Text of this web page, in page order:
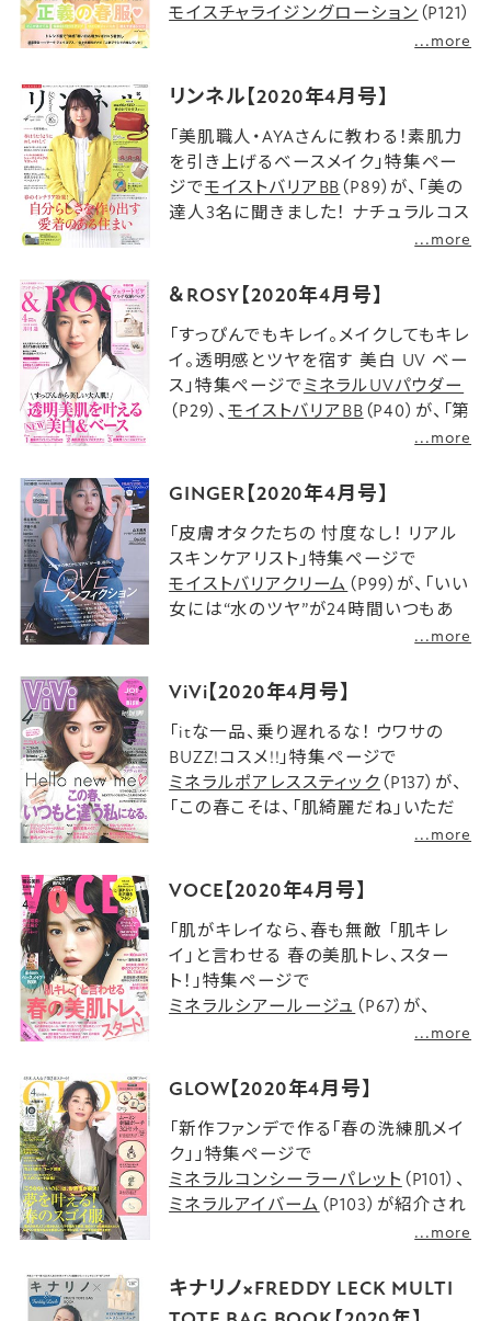
モイスチャライジングローション （P121）
...more
リンネル【2020年4月号】
「美肌職人・AYAさんに教わる！素肌力
を引き上げるベースメイク」特集ペー
ジでモイストバリアBB （P89）が、「美の
達人3名に聞きました！ ナチュラルコス
メのスキンケアで春肌トラブルをレス
モイストバリアクリーム（P104）が紹介
...more
＆ROSY【2020年4月号】
「すっぴんでもキレイ。メイクしてもキレ
イ。透明感とツヤを宿す 美白 UV ベー
ス」特集ページでミネラルUVパウダー
（P29）、モイストバリアBB （P40）が、「第
8回 &ROSY編集部員が選ぶベストコ
ナイトミネラルファンデーション
...more
GINGER【2020年4月号】
「皮膚オタクたちの 忖度なし！ リアル
スキンケアリスト」特集ページで
モイストバリアクリーム （P99）が、「いい
女には“水のツヤ”が24時間いつもあ
る!! 朝・昼・夜のアプローチ法でも
モイストバリアミストセラム
れました。
...more
ViVi【2020年4月号】
「itな一品、乗り遅れるな！ ウワサの
BUZZ!コスメ!!」特集ページで
ミネラルポアレススティック （P137）が、
「この春こそは、「肌綺麗だね」いただ
きます 美肌底上げベージュメイク。」
が紹介されました。
...more
VOCE【2020年4月号】
「肌がキレイなら、春も無敵 「肌キレ
イ」と言わせる 春の美肌トレ、スター
ト！」特集ページで
ミネラルシアールージュ （P67）が、
「2020今年の傾向と狙い目がわかる
ミネラルUVパウダー（P175）が、「長井
ジでミネラルマルチパウダー（P181）
が、「ビューティカレンダー」特集ペー
ジでミネラルUVパウダー、
ミネラルUVベール（P258）が紹介され
...more
GLOW【2020年4月号】
「新作ファンデで作る「春の洗練肌メイ
ク」」特集ページで
ミネラルコンシーラーパレット （P101）、
ミネラルアイバーム （P103）が紹介され
...more
キナリノ×FREDDY LECK MULTI